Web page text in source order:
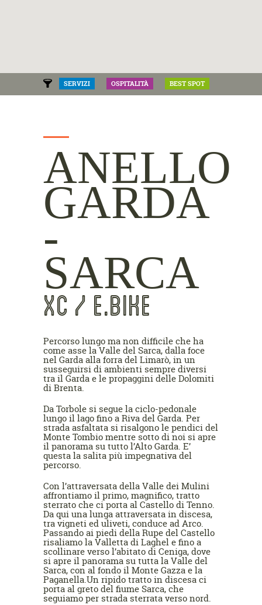
SERVIZI OSPITALITÀ BEST SPOT
ANELLO
GARDA
-
SARCA
XC / E.BIKE
Percorso lungo ma non difficile che ha
come asse la Valle del Sarca, dalla foce
nel Garda alla forra del Limarò, in un
susseguirsi di ambienti sempre diversi
tra il Garda e le propaggini delle Dolomiti
di Brenta.
Da Torbole si segue la ciclo-pedonale
lungo il lago fino a Riva del Garda. Per
strada asfaltata si risalgono le pendici del
Monte Tombio mentre sotto di noi si apre
il panorama su tutto l’Alto Garda. E’
questa la salita più impegnativa del
percorso.
Con l’attraversata della Valle dei Mulini
affrontiamo il primo, magnifico, tratto
sterrato che ci porta al Castello di Tenno.
Da qui una lunga attraversata in discesa,
tra vigneti ed uliveti, conduce ad Arco.
Passando ai piedi della Rupe del Castello
risaliamo la Valletta di Laghel e fino a
scollinare verso l’abitato di Ceniga, dove
si apre il panorama su tutta la Valle del
Sarca, con al fondo il Monte Gazza e la
Paganella.Un ripido tratto in discesa ci
porta al greto del fiume Sarca, che
seguiamo per strada sterrata verso nord.